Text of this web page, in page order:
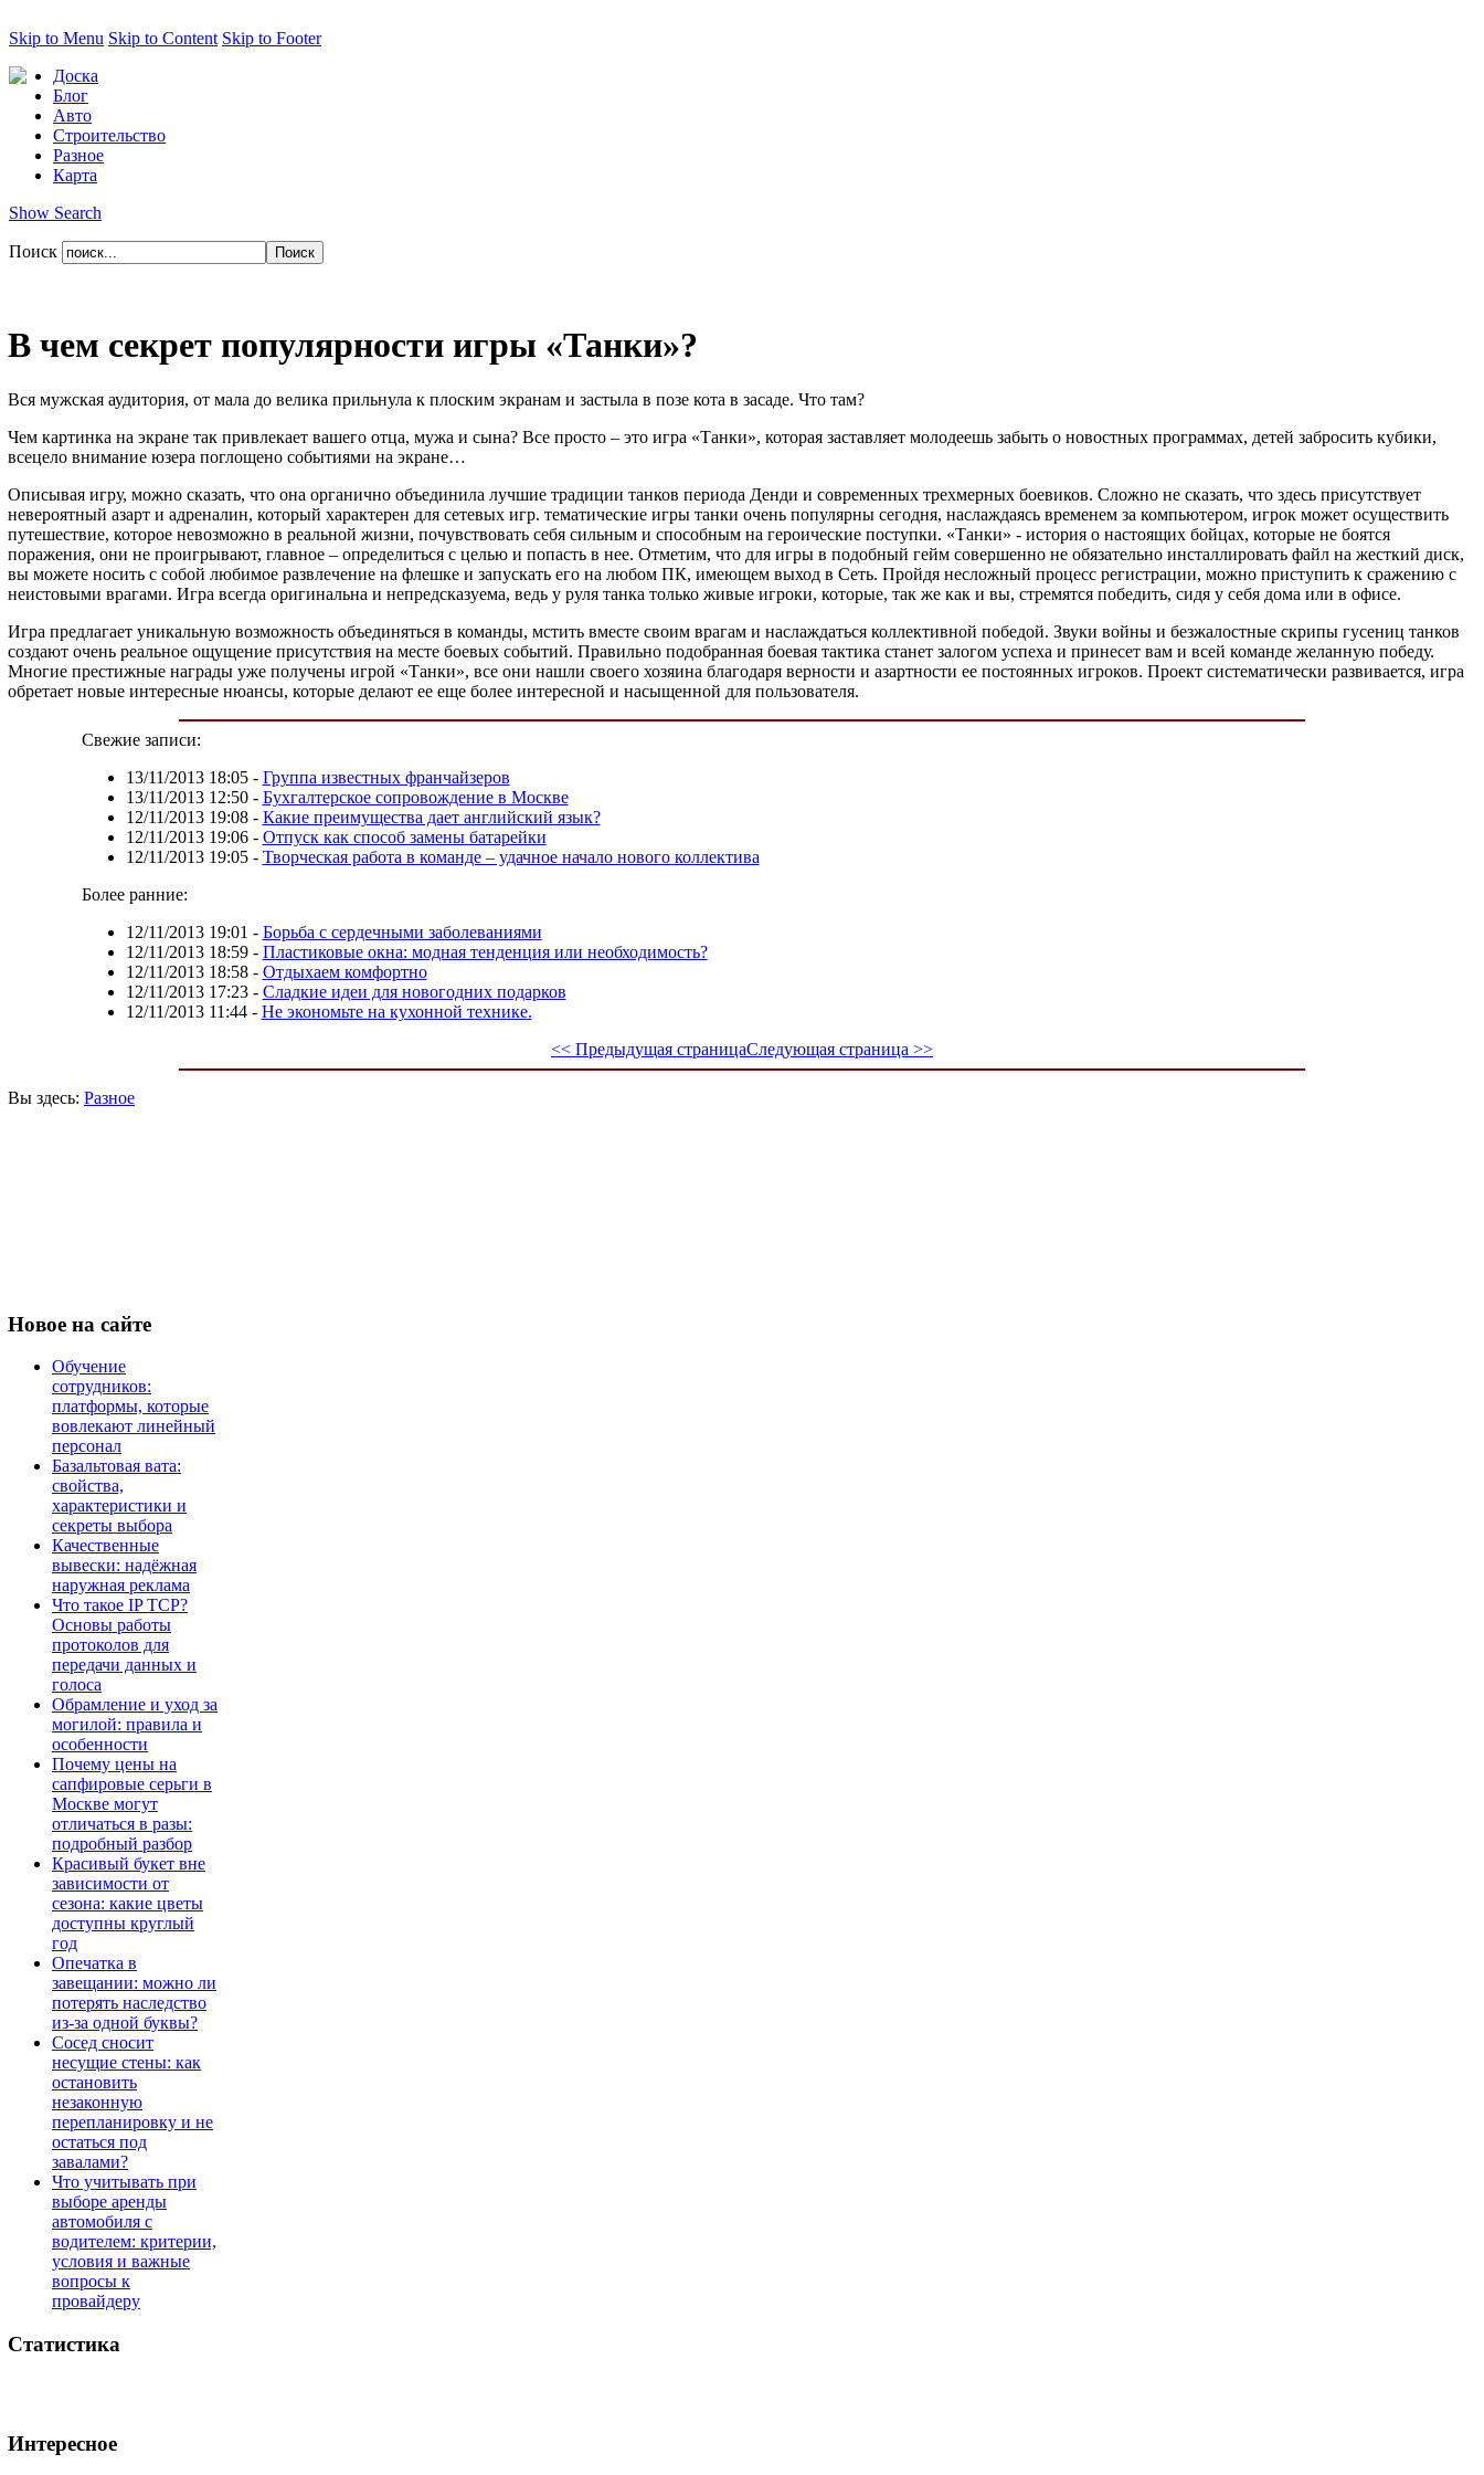
Skip to Menu Skip to Content Skip to Footer
Доска
Блог
Авто
Строительство
Разное
Карта
Show Search
Поиск
В чем секрет популярности игры «Танки»?
Вся мужская аудитория, от мала до велика прильнула к плоским экранам и застыла в позе кота в засаде. Что там?
Чем картинка на экране так привлекает вашего отца, мужа и сына? Все просто – это игра «Танки», которая заставляет молодеешь забыть о новостных программах, детей забросить кубики,
всецело внимание юзера поглощено событиями на экране…
Описывая игру, можно сказать, что она органично объединила лучшие традиции танков периода Денди и современных трехмерных боевиков. Сложно не сказать, что здесь присутствует
невероятный азарт и адреналин, который характерен для сетевых игр. тематические игры танки очень популярны сегодня, наслаждаясь временем за компьютером, игрок может осуществить
путешествие, которое невозможно в реальной жизни, почувствовать себя сильным и способным на героические поступки. «Танки» - история о настоящих бойцах, которые не боятся
поражения, они не проигрывают, главное – определиться с целью и попасть в нее. Отметим, что для игры в подобный гейм совершенно не обязательно инсталлировать файл на жесткий диск,
вы можете носить с собой любимое развлечение на флешке и запускать его на любом ПК, имеющем выход в Сеть. Пройдя несложный процесс регистрации, можно приступить к сражению с
неистовыми врагами. Игра всегда оригинальна и непредсказуема, ведь у руля танка только живые игроки, которые, так же как и вы, стремятся победить, сидя у себя дома или в офисе.
Игра предлагает уникальную возможность объединяться в команды, мстить вместе своим врагам и наслаждаться коллективной победой. Звуки войны и безжалостные скрипы гусениц танков
создают очень реальное ощущение присутствия на месте боевых событий. Правильно подобранная боевая тактика станет залогом успеха и принесет вам и всей команде желанную победу.
Многие престижные награды уже получены игрой «Танки», все они нашли своего хозяина благодаря верности и азартности ее постоянных игроков. Проект систематически развивается, игра
обретает новые интересные нюансы, которые делают ее еще более интересной и насыщенной для пользователя.
Свежие записи:
13/11/2013 18:05- Группа известных франчайзеров
13/11/2013 12:50- Бухгалтерское сопровождение в Москве
12/11/2013 19:08- Какие преимущества дает английский язык?
12/11/2013 19:06- Отпуск как способ замены батарейки
12/11/2013 19:05- Творческая работа в команде – удачное начало нового коллектива
Более ранние:
12/11/2013 19:01 - Борьба с сердечными заболеваниями
12/11/2013 18:59- Пластиковые окна: модная тенденция или необходимость?
12/11/2013 18:58- Отдыхаем комфортно
12/11/2013 17:23- Сладкие идеи для новогодних подарков
12/11/2013 11:44- Не экономьте на кухонной технике.
<< Предыдущая страницаСледующая страница >>
Вы здесь: Разное
Новое на сайте
Обучение
сотрудников:
платформы, которые
вовлекают линейный
персонал
Базальтовая вата:
свойства,
характеристики и
секреты выбора
Качественные
вывески: надёжная
наружная реклама
Что такое IP TCP?
Основы работы
протоколов для
передачи данных и
голоса
Обрамление и уход за
могилой: правила и
особенности
Почему цены на
сапфировые серьги в
Москве могут
отличаться в разы:
подробный разбор
Красивый букет вне
зависимости от
сезона: какие цветы
доступны круглый
год
Опечатка в
завещании: можно ли
потерять наследство
из-за одной буквы?
Сосед сносит
несущие стены: как
остановить
незаконную
перепланировку и не
остаться под
завалами?
Что учитывать при
выборе аренды
автомобиля с
водителем: критерии,
условия и важные
вопросы к
провайдеру
Статистика
Интересное